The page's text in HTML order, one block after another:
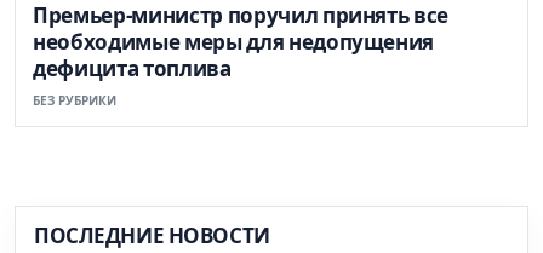
Премьер-министр поручил принять все
необходимые меры для недопущения
дефицита топлива
БЕЗ РУБРИКИ
ПОСЛЕДНИЕ НОВОСТИ